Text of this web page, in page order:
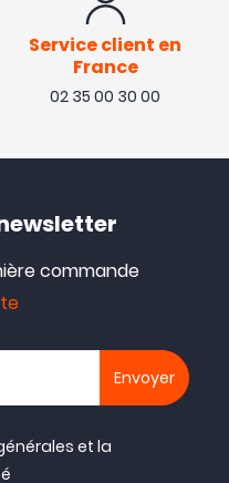
Service client en
France
02 35 00 30 00
commande
et la